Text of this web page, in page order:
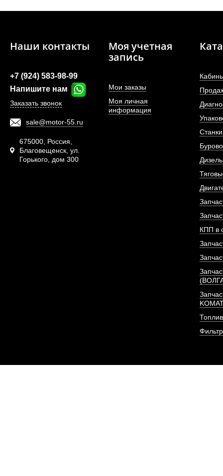
Шпилька переднего
ПОД
Наши контакты
+7 (924) 583-98-99
Напишите нам
Заказать звонок
sale@motor-55.ru
675000, Россия,
Благовещенск, ул.
Горького, дом 300
Моя учетная
запись
Мои заказы
Моя личная
информация
КПП в